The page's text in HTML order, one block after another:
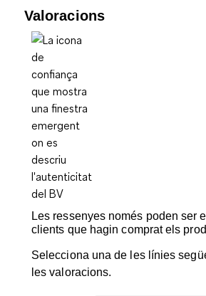
Valoracions
Les ressenyes només poden ser
clients que hagin comprat els
Selecciona una de les línies
les valoracions.